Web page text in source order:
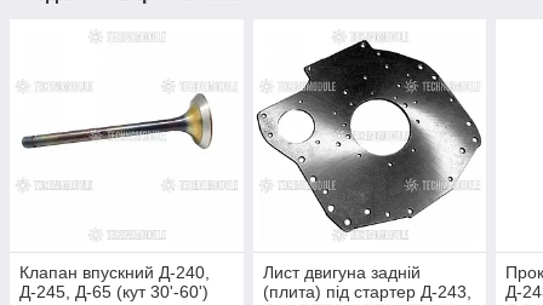
Клапан впускний Д-240,
Д-245, Д-65 (кут 30'-60')
Лист двигуна задній
(плита) під стартер Д-243,
Д-